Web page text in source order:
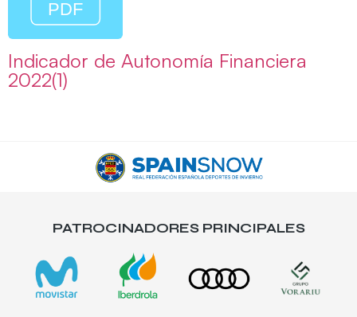
Indicador de Autonomía Financiera
2022(1)
PATROCINADORES PRINCIPALES